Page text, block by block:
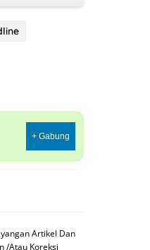
+ Gabung
Artikel Dan
/Atau Koreksi